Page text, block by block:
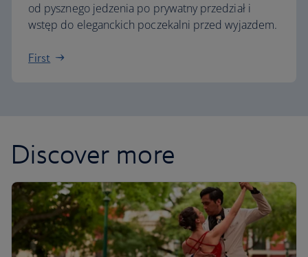
od pysznego jedzenia po prywatny przedział i
wstęp do eleganckich poczekalni przed wyjazdem.
First
Discover more